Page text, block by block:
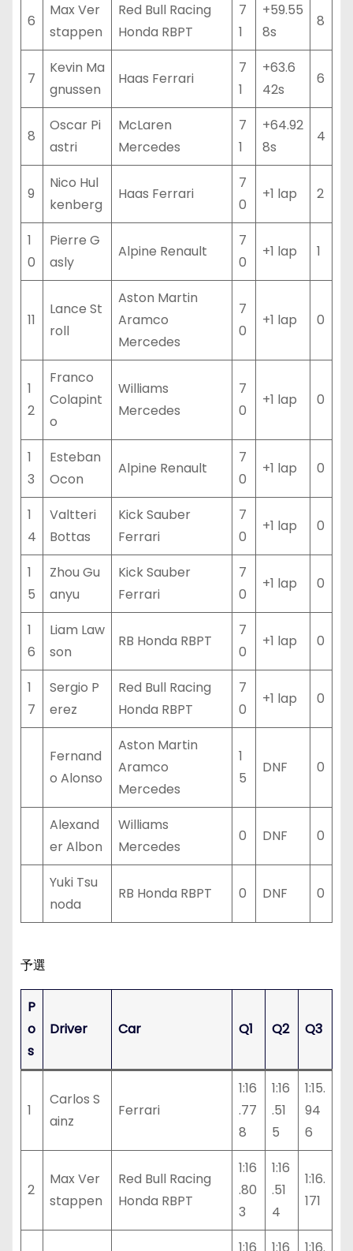
6
Max Ver
stappen
Red Bull Racing
Honda RBPT
7
1
+59.55
8s
8
7
Kevin Ma
gnussen
Haas Ferrari
7
1
+63.6
42s
6
8
Oscar Pi
astri
McLaren
Mercedes
7
1
+64.92
8s
4
9
Nico Hul
kenberg
Haas Ferrari
7
0
+1 lap 2
1
0
Pierre G
asly
Alpine Renault
7
0
+1 lap 1
11
Lance St
roll
Aston Martin
Aramco
Mercedes
7
0
+1 lap 0
1
2
Franco
Colapint
o
Williams
Mercedes
7
0
+1 lap 0
1
3
Esteban
Ocon
Alpine Renault
7
0
+1 lap 0
1
4
Valtteri
Bottas
Kick Sauber
Ferrari
7
0
+1 lap 0
1
5
Zhou Gu
anyu
Kick Sauber
Ferrari
7
0
+1 lap 0
1
6
Liam Law
son
RB Honda RBPT
7
0
+1 lap 0
1
7
Sergio P
erez
Red Bull Racing
Honda RBPT
7
0
+1 lap 0
Fernand
o Alonso
Aston Martin
Aramco
Mercedes
1
5
DNF 0
Alexand
er Albon
Williams
Mercedes
0 DNF 0
Yuki Tsu
noda
RB Honda RBPT 0 DNF 0
予選
P
o
s
Driver Car Q1 Q2 Q3
1
Carlos S
ainz
Ferrari
1:16
.77
8
1:16
.51
5
1:15.
94
6
2
Max Ver
stappen
Red Bull Racing
Honda RBPT
1:16
.80
3
1:16
.51
4
1:16.
171